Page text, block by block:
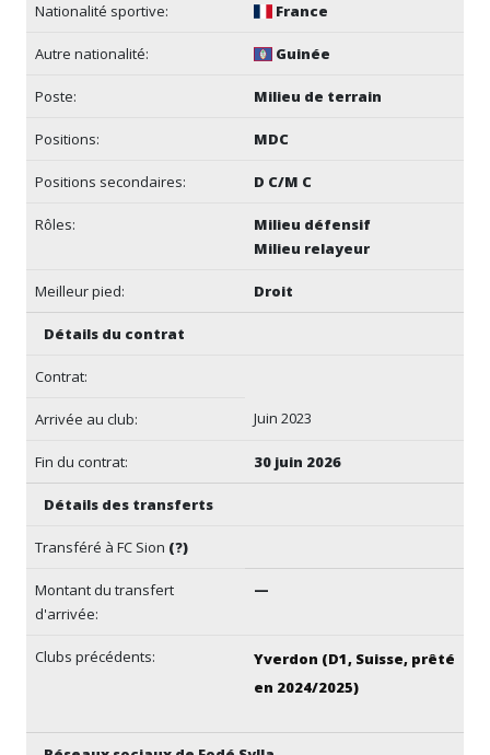
Nationalité sportive: France
Autre nationalité: Guinée
Poste: Milieu de terrain
Positions: MDC
Positions secondaires: D C/M C
Rôles:
Milieu défensif
Milieu relayeur
Meilleur pied: Droit
Détails du contrat
Contrat:
Arrivée au club: Juin 2023
Fin du contrat: 30 juin 2026
Détails des transferts
Transféré à FC Sion (?)
Montant du transfert
d'arrivée:
—
Clubs précédents:
Yverdon (D1, Suisse, prêté
en 2024/2025)